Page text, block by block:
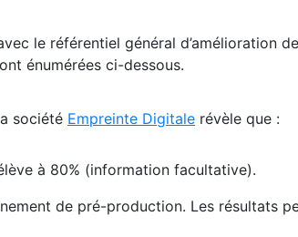
le référentiel général d’amélioration
énumérées ci-dessous.
société Empreinte Digitale révèle que :
à 80% (information facultative).
de pré-production. Les résultats